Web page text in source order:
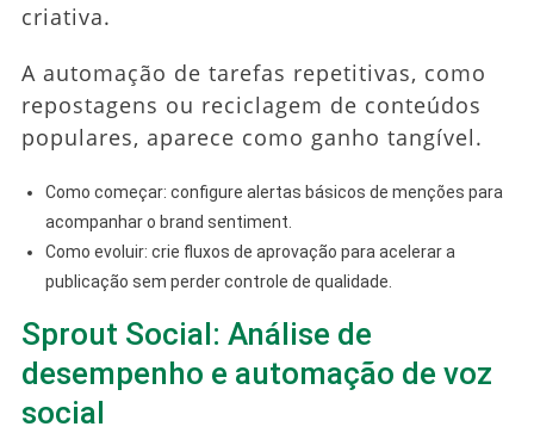
criativa.
A automação de tarefas repetitivas, como
repostagens ou reciclagem de conteúdos
populares, aparece como ganho tangível.
Como começar: configure alertas básicos de menções para
acompanhar o brand sentiment.
Como evoluir: crie fluxos de aprovação para acelerar a
publicação sem perder controle de qualidade.
Sprout Social: Análise de
desempenho e automação de voz
social